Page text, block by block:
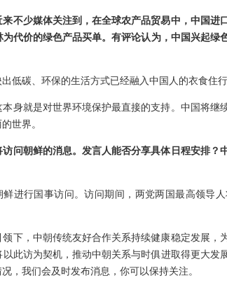
不少媒体关注到，在全球农产品贸易中，中国进
代价的绿色产品买单。有评论认为，中国兴起绿
低碳、环保的生活方式已经融入中国人的衣食住行
身就是对世界环境保护最直接的支持。中国将继
世界。
问朝鲜的消息。发言人能否分享具体日程安排？
进行国事访问。访问期间，两党两国最高领导
下，中朝传统友好合作关系持续健康稳定发展，
此访为契机，推动中朝关系与时俱进取得更大发
，我们会及时发布消息，你可以保持关注。